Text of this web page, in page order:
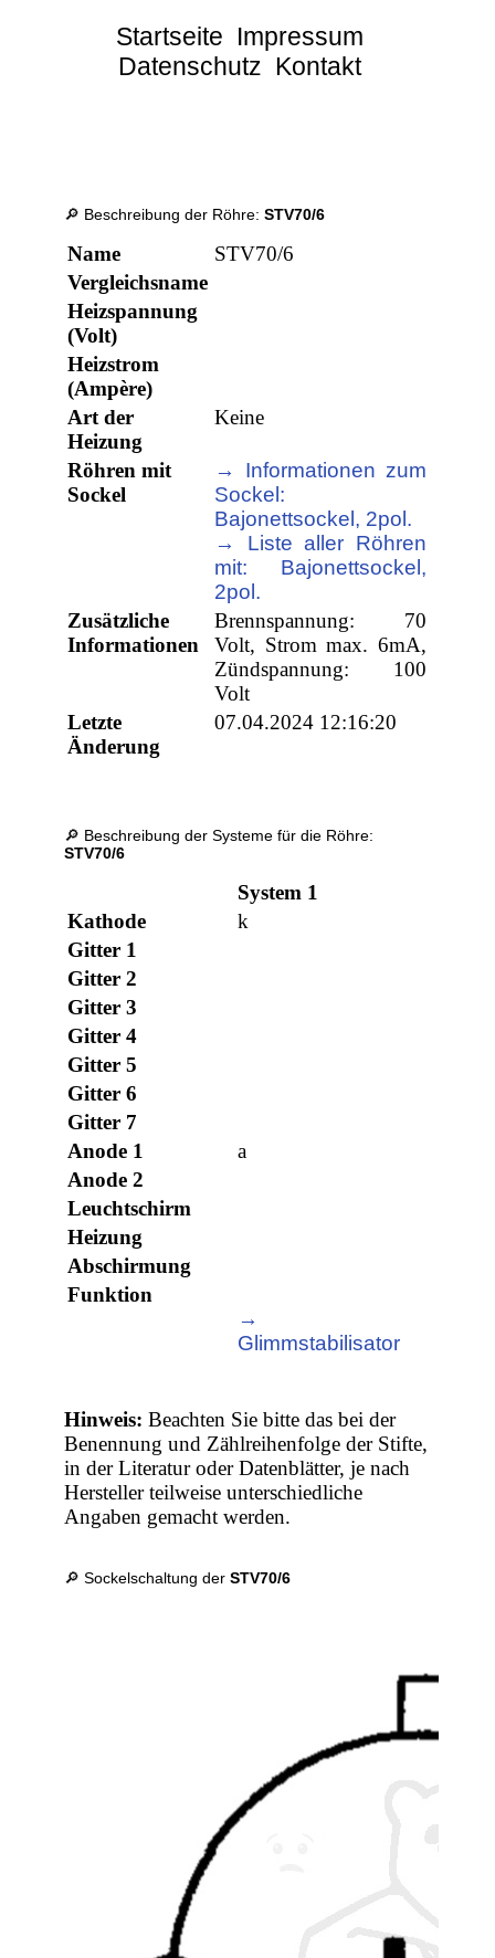
Startseite Impressum
Datenschutz Kontakt
🔎 Beschreibung der Röhre:STV70/6
Name
STV70/6
Vergleichsname
Heizspannung
(Volt)
Heizstrom
(Ampère)
Art der
Heizung
Keine
Röhren mit
Sockel
→ Informationen zum
Sockel:
Bajonettsockel, 2pol.
→ Liste aller Röhren
mit: Bajonettsockel,
2pol.
Zusätzliche
Informationen
Brennspannung: 70
Volt, Strom max. 6mA,
Zündspannung: 100
Volt
Letzte
Änderung
07.04.2024 12:16:20
🔎 Beschreibung der Systeme für die Röhre:
STV70/6
System 1
Kathode
k
Gitter 1
Gitter 2
Gitter 3
Gitter 4
Gitter 5
Gitter 6
Gitter 7
Anode 1
a
Anode 2
Leuchtschirm
Heizung
Abschirmung
Funktion
→
Glimmstabilisator
Hinweis: Beachten Sie bitte das bei der
Benennung und Zählreihenfolge der Stifte,
in der Literatur oder Datenblätter, je nach
Hersteller teilweise unterschiedliche
Angaben gemacht werden.
🔎 Sockelschaltung derSTV70/6